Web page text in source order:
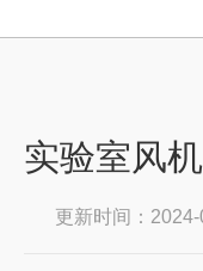
实验室风
更新时间：